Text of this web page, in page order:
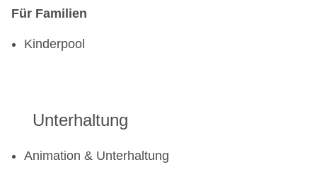
Für Familien
Kinderpool
Unterhaltung
Animation & Unterhaltung